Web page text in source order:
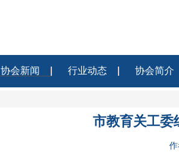
协会新闻 行业动态 协会简介
市教育关工委